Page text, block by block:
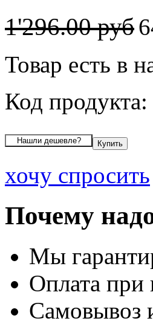
1'296.00 руб
Товар есть в
Код
хочу спросить
Почему
Мы
Оплата при
Самовывоз